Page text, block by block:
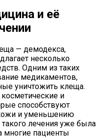
и её
— демодекса,
несколько
Одним из таких
медикаментов,
уничтожить клеща.
и
способствуют
и уменьшению
лечения уже была
многие пациенты